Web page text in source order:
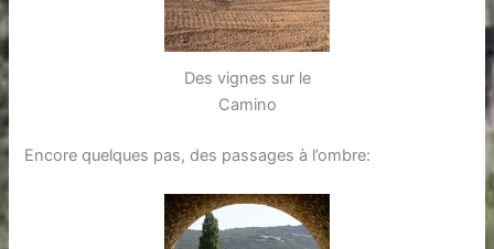
Des vignes sur le
Camino
Encore quelques pas, des passages à l’ombre: